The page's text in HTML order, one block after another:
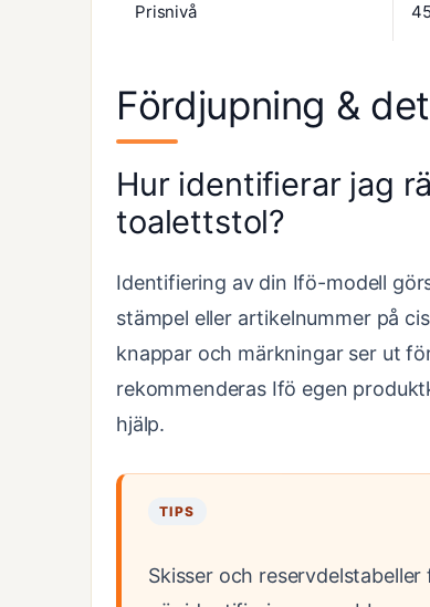
Prisnivå
Fördjupning &
Hur identifierar jag
toalettstol?
Identifiering av din Ifö-modell
stämpel eller artikelnummer på
knappar och märkningar ser ut
rekommenderas Ifö egen
hjälp.
TIPS
Skisser och